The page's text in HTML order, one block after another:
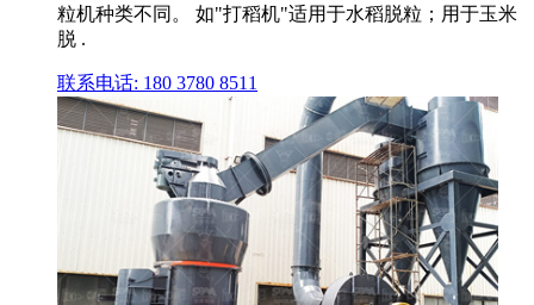
粒机种类不同。 如"打稻机"适用于水稻脱粒；用于玉米
脱 .
联系电话: 180 3780 8511